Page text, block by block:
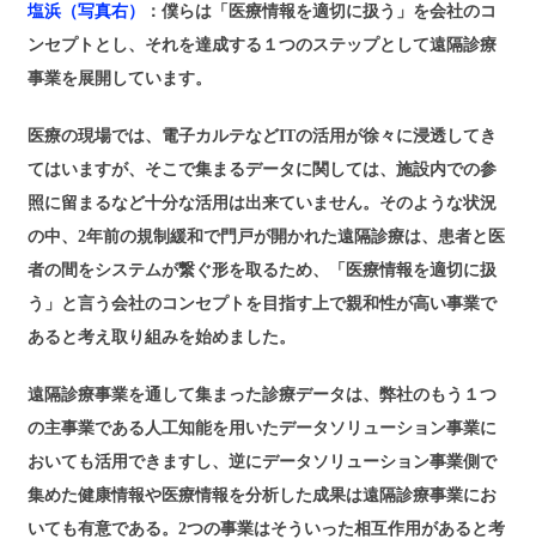
塩浜（写真右）
：僕らは「医療情報を適切に扱う」を会社のコ
ンセプトとし、それを達成する１つのステップとして遠隔診療
事業を展開しています。
医療の現場では、電子カルテなどITの活用が徐々に浸透してき
てはいますが、そこで集まるデータに関しては、施設内での参
照に留まるなど十分な活用は出来ていません。そのような状況
の中、2年前の規制緩和で門戸が開かれた遠隔診療は、患者と医
者の間をシステムが繋ぐ形を取るため、「医療情報を適切に扱
う」と言う会社のコンセプトを目指す上で親和性が高い事業で
あると考え取り組みを始めました。
遠隔診療事業を通して集まった診療データは、弊社のもう１つ
の主事業である人工知能を用いたデータソリューション事業に
おいても活用できますし、逆にデータソリューション事業側で
集めた健康情報や医療情報を分析した成果は遠隔診療事業にお
いても有意である。2つの事業はそういった相互作用があると考